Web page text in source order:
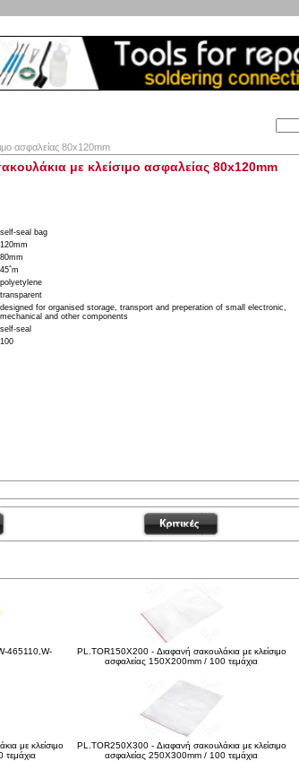
ασφαλείας 80x120mm
με κλείσιμο ασφαλείας 80x120mm
self-seal bag
120mm
80mm
45΅m
polyetylene
transparent
designed for organised storage, transport and preperation of small electronic,
mechanical and other components
self-seal
100
465110,W-
PL.TOR150X200 - Διαφανή σακουλάκια με κλείσιμο
ασφαλείας 150X200mm / 100 τεμάχια
με κλείσιμο
PL.TOR250X300 - Διαφανή σακουλάκια με κλείσιμο
ασφαλείας 250X300mm / 100 τεμάχια